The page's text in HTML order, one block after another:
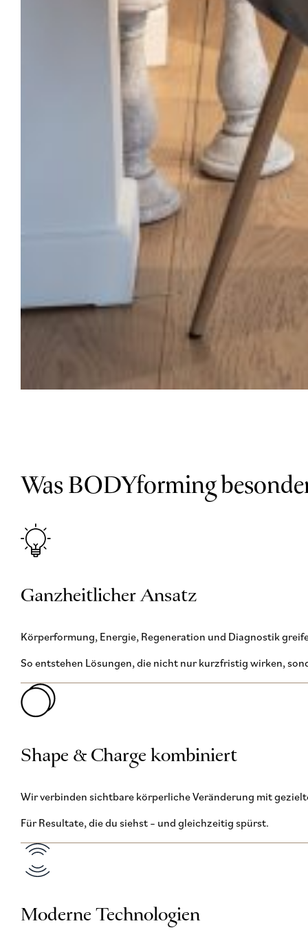
Was BODYforming
Ganzheitlicher Ansatz
Körperformung, Energie, Regeneration und Diagnostik
So entstehen Lösungen, die nicht nur kurzfristig wirken,
Shape & Charge kombiniert
Wir verbinden sichtbare körperliche Veränderung mit
Für Resultate, die du siehst – und gleichzeitig spürst.
Moderne Technologien